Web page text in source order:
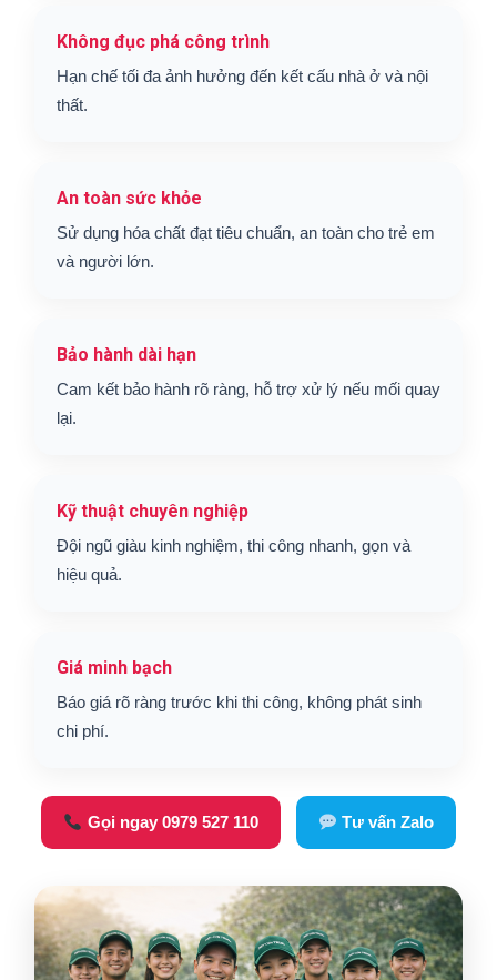
Không đục phá công trình
Hạn chế tối đa ảnh hưởng đến kết cấu nhà ở và nội
thất.
An toàn sức khỏe
Sử dụng hóa chất đạt tiêu chuẩn, an toàn cho trẻ em
và người lớn.
Bảo hành dài hạn
Cam kết bảo hành rõ ràng, hỗ trợ xử lý nếu mối quay
lại.
Kỹ thuật chuyên nghiệp
Đội ngũ giàu kinh nghiệm, thi công nhanh, gọn và
hiệu quả.
Giá minh bạch
Báo giá rõ ràng trước khi thi công, không phát sinh
chi phí.
Gọi ngay 0979 527 110 Tư vấn Zalo